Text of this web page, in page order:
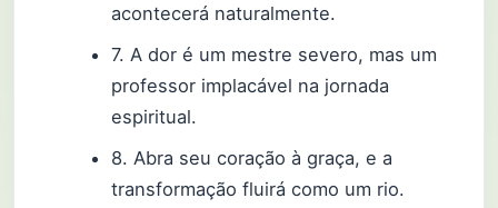
acontecerá naturalmente.
7. A dor é um mestre severo, mas um
professor implacável na jornada
espiritual.
8. Abra seu coração à graça, e a
transformação fluirá como um rio.